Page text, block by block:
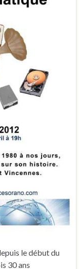
le début du
30 ans